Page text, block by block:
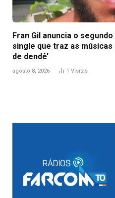
Fran Gil anuncia o segundo
single que traz as músicas
de dendê’
agosto 8, 2026 1 Visitas